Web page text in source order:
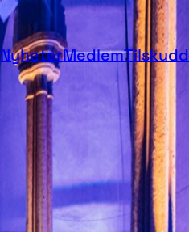
NyheterMedlemTilskudd